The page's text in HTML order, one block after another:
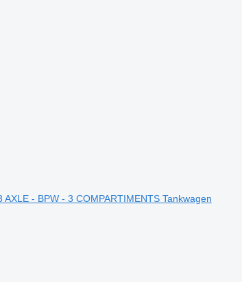
AXLE - BPW - 3 COMPARTIMENTS Tankwagen